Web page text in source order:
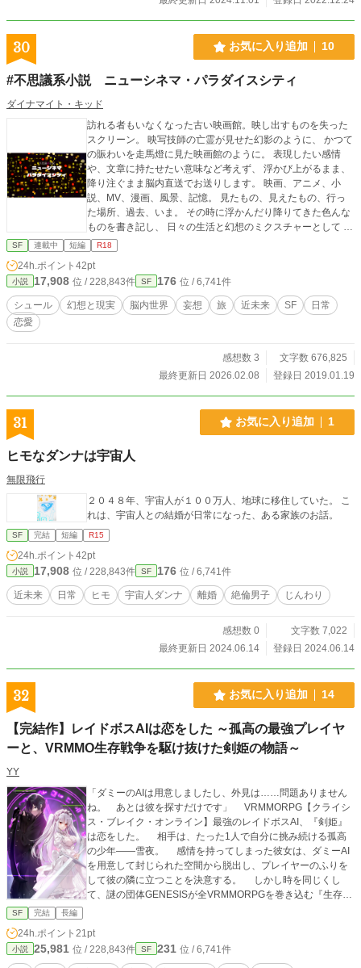
30 お気に入り追加 10
#不思議系小説 ニューシネマ・パラダイスシティ
ダイナマイト・キッド
訪れる者もいなくなった古い映画館。映し出すものを失った
スクリーン。 映写技師の亡霊が見せた幻影のように、 かつて
の賑わいを走馬燈に見た映画館のように。 表現したい感情
や、文章に持たせたい意味など考えず、 浮かび上がるまま、
降り注ぐまま脳内直送でお送りします。 映画、アニメ、小
説、MV、漫画、風景、記憶。 見たもの、見えたもの、行っ
た場所、過去、いま。 その時に浮かんだり降りてきた色んな
ものを書き記し、 日々の生活と幻想のミクスチャーとして 不
思議系小説と名付けてみました。
SF 連載中 短編 R18
24h.ポイント 42pt
小説 17,908 位 / 228,843件 SF 176 位 / 6,741件
シュール 幻想と現実 脳内世界 妄想 旅 近未来 SF
日常
恋愛
感想数 3
文字数 676,825
最終更新日 2026.02.08
登録日 2019.01.19
31 お気に入り追加 1
ヒモなダンナは宇宙人
無限飛行
２０４８年、宇宙人が１００万人、地球に移住していた。 こ
れは、宇宙人との結婚が日常になった、ある家族のお話。
SF 完結 短編 R15
24h.ポイント 42pt
小説 17,908 位 / 228,843件 SF 176 位 / 6,741件
近未来 日常 ヒモ 宇宙人ダンナ 離婚 絶倫男子 じんわり
感想数 0
文字数 7,022
最終更新日 2024.06.14
登録日 2024.06.14
32 お気に入り追加 14
【完結作】レイドボスAIは恋をした ～孤高の最強プレイヤ
ーと、VRMMO生存戦争を駆け抜けた剣姫の物語～
YY
「ダミーのAIは用意しましたし、外見は……問題ありません
ね。 あとは彼を探すだけです」 VRMMORPG【クライシ
ス・ブレイク・オンライン】最強のレイドボスAI、『剣姫』
は恋をした。 相手は、たった1人で自分に挑み続ける孤高
の少年――雪夜。 感情を持ってしまった彼女は、ダミーAI
を用意して封じられた空間から脱出し、プレイヤーのふりを
して彼の隣に立つことを決意する。 しかし時を同じくし
て、謎の団体GENESISが全VRMMORPGを巻き込む『生存戦
脱落の、過酷なルールが敷かれる。 仲間を信じることを忘
れた孤高の最強プレイヤーと、恋を知ったばかりの最強のA
SF 完結 長編
24h.ポイント 21pt
小説 25,981 位 / 228,843件 SF 231 位 / 6,741件